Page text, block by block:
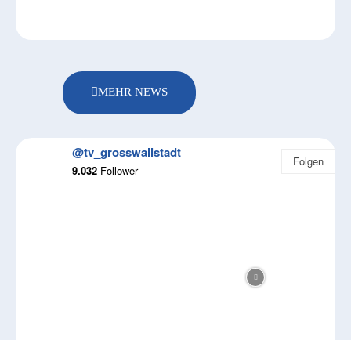
MEHR NEWS
@tv_grosswallstadt
9.032 Follower
Folgen